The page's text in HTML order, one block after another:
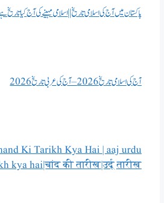
پاکستان میں آج کی اسلامی تاریخ || اسلامی مہینے کی آج کیا تاریخ
آج کی اسلامی تاریخ 2026 – آج کی عربی تاریخ 2026
Ki Tarikh Kya Hai | aaj urdu
kya hai|चांद की तारीख|उर्दू तारीख